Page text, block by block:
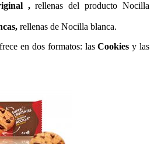
,rellenas del producto Nocilla
rellenas de Nocilla blanca.
en dos formatos: lasCookies y las